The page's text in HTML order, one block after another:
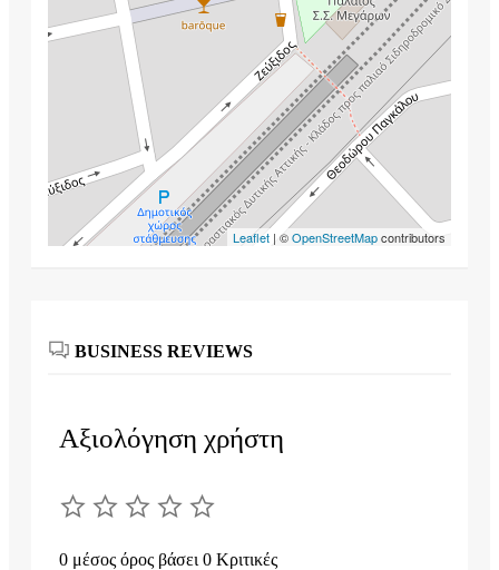
Leaflet | ©OpenStreetMapcontributors
BUSINESS REVIEWS
Αξιολόγηση χρήστη
0 μέσος όρος βάσει 0 Κριτικές